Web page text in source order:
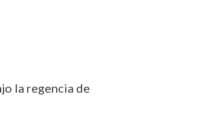
la regencia de